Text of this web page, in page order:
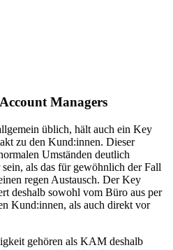
Managers
üblich, hält auch ein Key
zu den Kund:innen. Dieser
Umständen deutlich
als das für gewöhnlich der Fall
regen Austausch. Der Key
deshalb sowohl vom Büro aus per
Kund:innen, als auch direkt vor
gehören als KAM deshalb